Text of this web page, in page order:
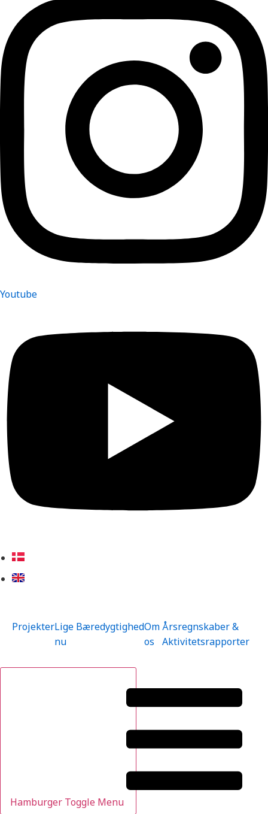
Youtube
ProjekterLige
nu
BæredygtighedOm
os
Årsregnskaber &
Aktivitetsrapporter
Hamburger Toggle Menu